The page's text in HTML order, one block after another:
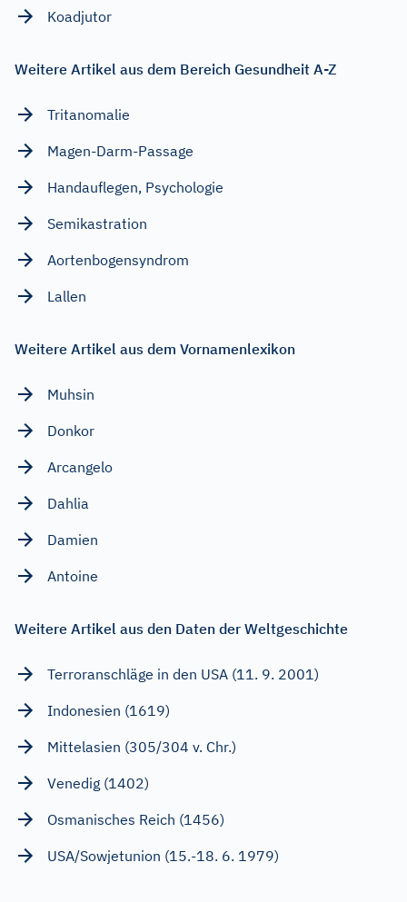
Koadjutor
Weitere Artikel aus dem Bereich Gesundheit A-Z
Tritanomalie
Magen-Darm-Passage
Handauflegen, Psychologie
Semikastration
Aortenbogensyndrom
Lallen
Weitere Artikel aus dem Vornamenlexikon
Muhsin
Donkor
Arcangelo
Dahlia
Damien
Antoine
Weitere Artikel aus den Daten der Weltgeschichte
Terroranschläge in den USA (11. 9. 2001)
Indonesien (1619)
Mittelasien (305/304 v. Chr.)
Venedig (1402)
Osmanisches Reich (1456)
USA/Sowjetunion (15.-18. 6. 1979)